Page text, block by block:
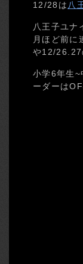
12/28は 八
八王子ユナ
月ほど前に
や12/26.27
小学6年生~
ーダーは